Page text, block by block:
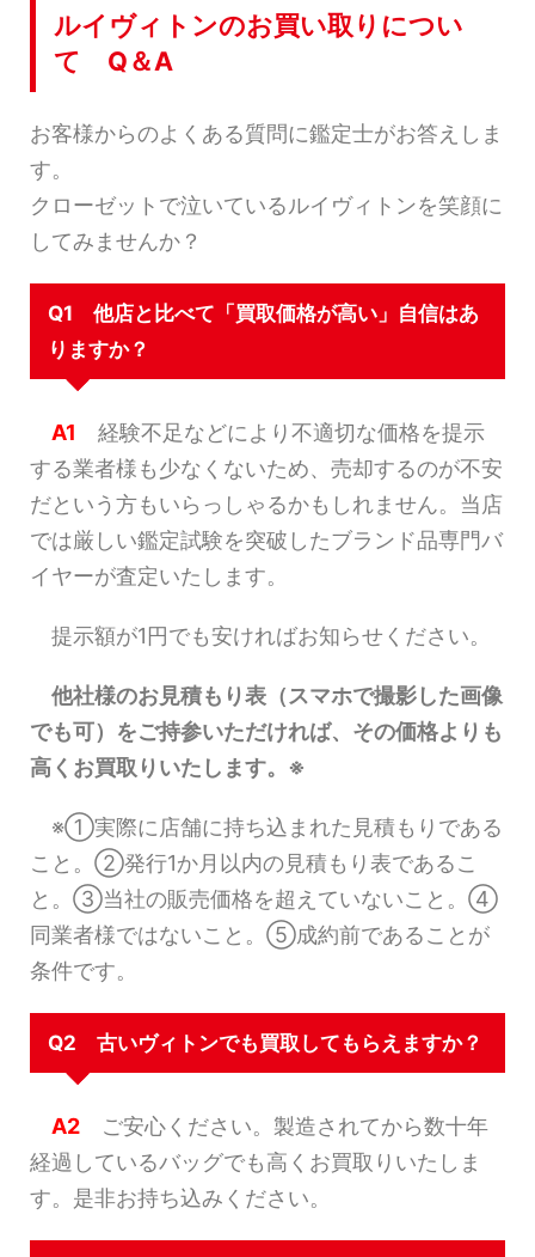
ルイヴィトンのお買い取りについ
て Q＆A
お客様からのよくある質問に鑑定士がお答えしま
す。
クローゼットで泣いているルイヴィトンを笑顔に
してみませんか？
Q1 他店と比べて「買取価格が高い」自信はあ
りますか？
A1 経験不足などにより不適切な価格を提示
する業者様も少なくないため、売却するのが不安
だという方もいらっしゃるかもしれません。当店
では厳しい鑑定試験を突破したブランド品専門バ
イヤーが査定いたします。
提示額が1円でも安ければお知らせください。
他社様のお見積もり表（スマホで撮影した画像
でも可）をご持参いただければ、その価格よりも
高くお買取りいたします。※
※①実際に店舗に持ち込まれた見積もりである
こと。②発行1か月以内の見積もり表であるこ
と。③当社の販売価格を超えていないこと。④
同業者様ではないこと。⑤成約前であることが
条件です。
Q2 古いヴィトンでも買取してもらえますか？
A2 ご安心ください。製造されてから数十年
経過しているバッグでも高くお買取りいたしま
す。是非お持ち込みください。